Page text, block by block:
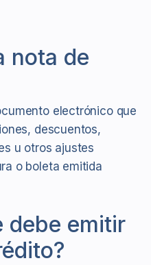
nota de
electrónico que
descuentos,
u otros ajustes
o boleta emitida
debe emitir